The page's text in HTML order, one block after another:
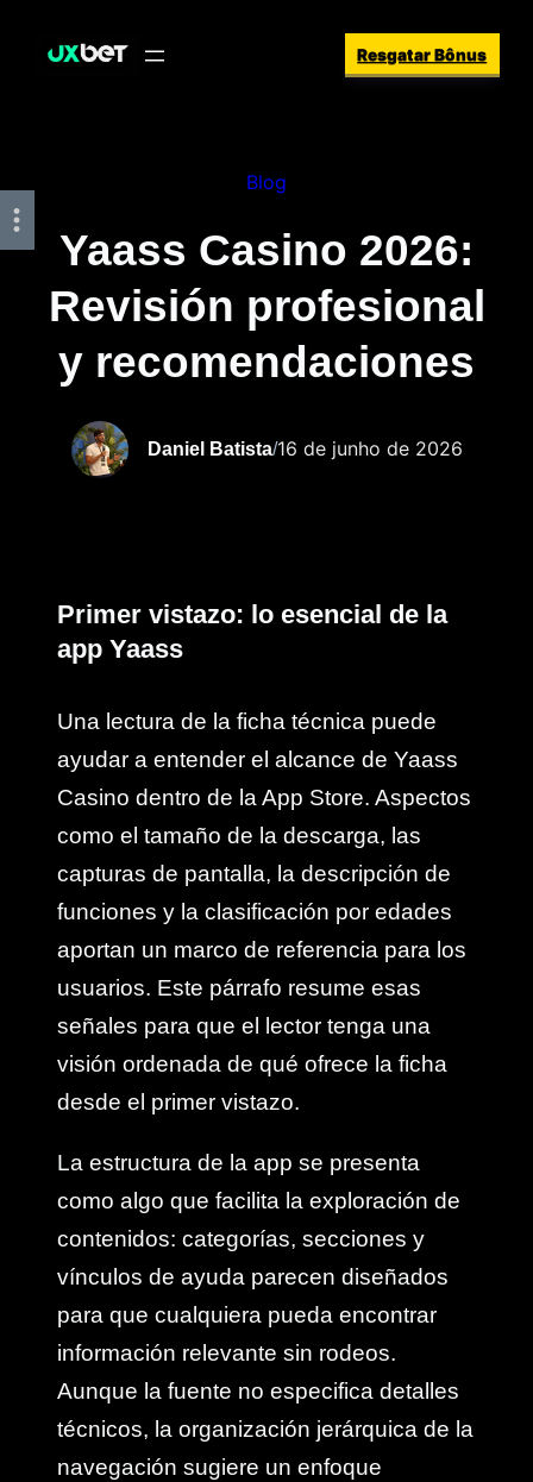
para
Resgatar Bônus
Blog
Yaass Casino 2026:
Revisión profesional
y recomendaciones
Daniel Batista/16 de junho de 2026
Primer vistazo: lo esencial de la
app Yaass
Una lectura de la ficha técnica puede
ayudar a entender el alcance de Yaass
Casino dentro de la App Store. Aspectos
como el tamaño de la descarga, las
capturas de pantalla, la descripción de
funciones y la clasificación por edades
aportan un marco de referencia para los
usuarios. Este párrafo resume esas
señales para que el lector tenga una
visión ordenada de qué ofrece la ficha
desde el primer vistazo.
La estructura de la app se presenta
como algo que facilita la exploración de
contenidos: categorías, secciones y
vínculos de ayuda parecen diseñados
para que cualquiera pueda encontrar
información relevante sin rodeos.
Aunque la fuente no especifica detalles
técnicos, la organización jerárquica de la
navegación sugiere un enfoque